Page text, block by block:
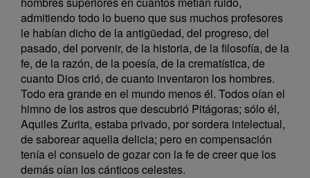
admitiendo todo lo bueno que sus muchos profesores
le habían dicho de la antigüedad, del progreso, del
pasado, del porvenir, de la historia, de la filosofía, de la
fe, de la razón, de la poesía, de la crematística, de
cuanto Dios crió, de cuanto inventaron los hombres.
Todo era grande en el mundo menos él. Todos oían el
himno de los astros que descubrió Pitágoras; sólo él,
Aquiles Zurita, estaba privado, por sordera intelectual,
de saborear aquella delicia; pero en compensación
tenía el consuelo de gozar con la fe de creer que los
demás oían los cánticos celestes.